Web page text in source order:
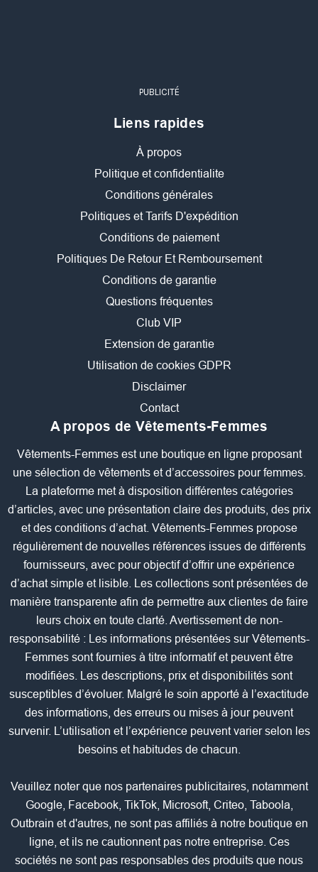
PUBLICITÉ
Liens rapides
À propos
Politique et confidentialite
Conditions générales
Politiques et Tarifs D'expédition
Conditions de paiement
Politiques De Retour Et Remboursement
Conditions de garantie
Questions fréquentes
Club VIP
Extension de garantie
Utilisation de cookies GDPR
Disclaimer
Contact
A propos de Vêtements-Femmes
Vêtements-Femmes est une boutique en ligne proposant
une sélection de vêtements et d’accessoires pour femmes.
La plateforme met à disposition différentes catégories
d’articles, avec une présentation claire des produits, des prix
et des conditions d’achat. Vêtements-Femmes propose
régulièrement de nouvelles références issues de différents
fournisseurs, avec pour objectif d’offrir une expérience
d’achat simple et lisible. Les collections sont présentées de
manière transparente afin de permettre aux clientes de faire
leurs choix en toute clarté. Avertissement de non-
responsabilité : Les informations présentées sur Vêtements-
Femmes sont fournies à titre informatif et peuvent être
modifiées. Les descriptions, prix et disponibilités sont
susceptibles d’évoluer. Malgré le soin apporté à l’exactitude
des informations, des erreurs ou mises à jour peuvent
survenir. L’utilisation et l’expérience peuvent varier selon les
besoins et habitudes de chacun.
Veuillez noter que nos partenaires publicitaires, notamment
Google, Facebook, TikTok, Microsoft, Criteo, Taboola,
Outbrain et d'autres, ne sont pas affiliés à notre boutique en
ligne, et ils ne cautionnent pas notre entreprise. Ces
sociétés ne sont pas responsables des produits que nous